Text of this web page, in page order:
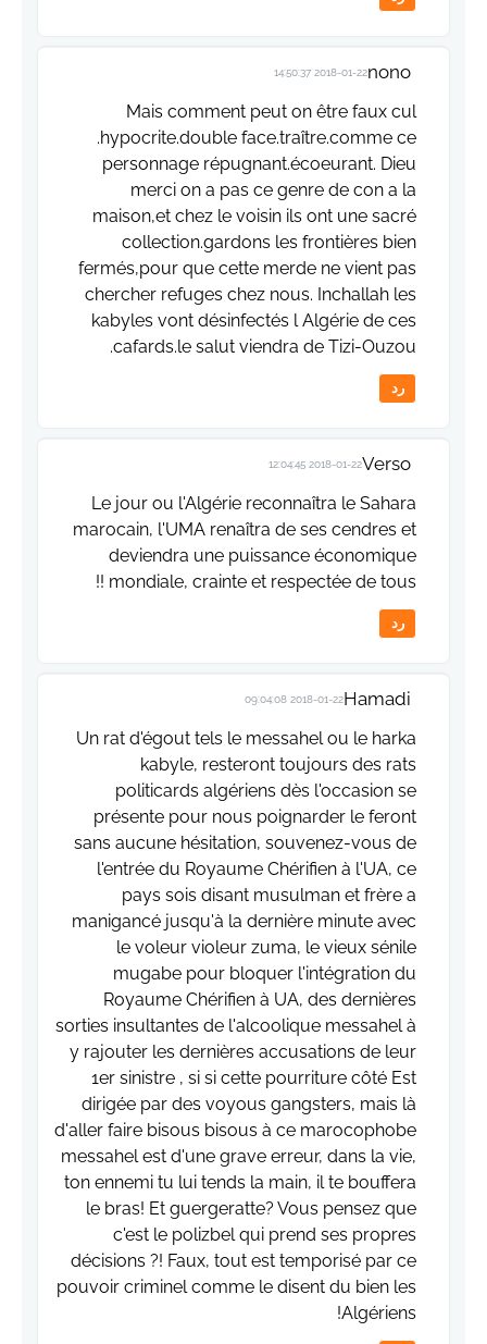
nono
2018-01-22 14:50:37
Mais comment peut on être faux cul
.hypocrite.double face.traître.comme ce
personnage répugnant.écoeurant. Dieu
merci on a pas ce genre de con a la
maison,et chez le voisin ils ont une sacré
collection.gardons les frontières bien
fermés,pour que cette merde ne vient pas
chercher refuges chez nous. Inchallah les
kabyles vont désinfectés l Algérie de ces
cafards.le salut viendra de Tizi-Ouzou.
رد
Verso
2018-01-22 12:04:45
Le jour ou l'Algérie reconnaîtra le Sahara
marocain, l'UMA renaîtra de ses cendres et
deviendra une puissance économique
mondiale, crainte et respectée de tous !!
رد
Hamadi
2018-01-22 09:04:08
Un rat d'égout tels le messahel ou le harka
kabyle, resteront toujours des rats
politicards algériens dès l'occasion se
présente pour nous poignarder le feront
sans aucune hésitation, souvenez-vous de
l'entrée du Royaume Chérifien à l'UA, ce
pays sois disant musulman et frère a
manigancé jusqu'à la dernière minute avec
le voleur violeur zuma, le vieux sénile
mugabe pour bloquer l'intégration du
Royaume Chérifien à UA, des dernières
sorties insultantes de l'alcoolique messahel à
y rajouter les dernières accusations de leur
1er sinistre , si si cette pourriture côté Est
dirigée par des voyous gangsters, mais là
d'aller faire bisous bisous à ce marocophobe
messahel est d'une grave erreur, dans la vie,
ton ennemi tu lui tends la main, il te bouffera
le bras! Et guergeratte? Vous pensez que
c'est le polizbel qui prend ses propres
décisions ?! Faux, tout est temporisé par ce
pouvoir criminel comme le disent du bien les
Algériens!